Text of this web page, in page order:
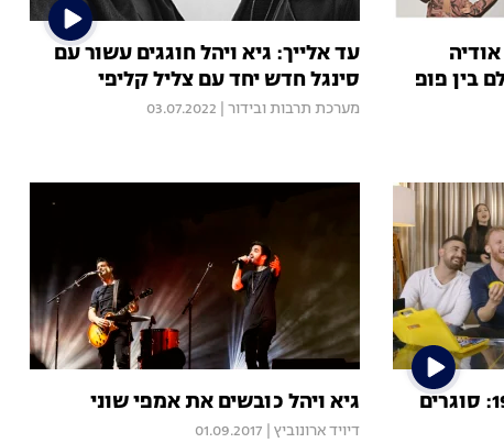
בין פופ
עד אלייך: גיא ויהל חוגגים עשור עם
סינגל חדש יחד עם צליל קליפי
מערכת תרבות ובידור 03.07.2022
The Voice, עונה 5, פרק 19: סוגרים
גיא ויהל כובשים את אמפי שוני
דיויד ארונוביץ 01.09.2017